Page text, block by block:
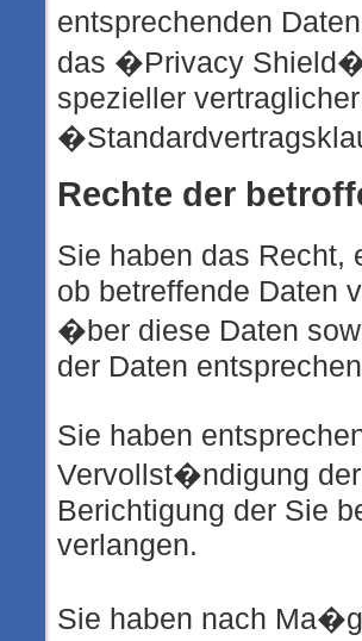
entsprechenden
das �Privacy
spezieller
Rechte der
Sie haben das
ob betreffende Daten
�ber diese Daten
der Daten
Sie haben
Vervollst�ndigung
Berichtigung der Sie
verlangen.
Sie haben nach